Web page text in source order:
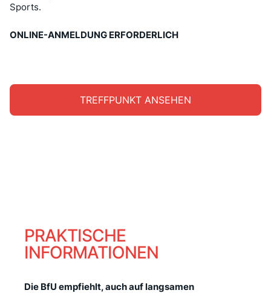
Sports.
ONLINE-ANMELDUNG ERFORDERLICH
TREFFPUNKT ANSEHEN
PRAKTISCHE
INFORMATIONEN
Die BfU empfiehlt, auch auf langsamen